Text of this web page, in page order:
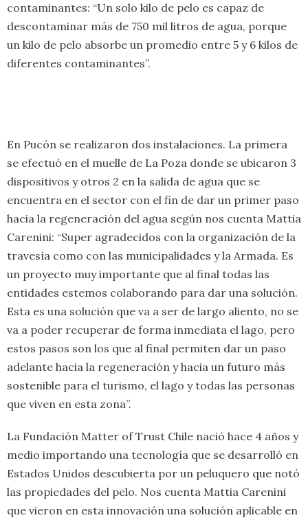
contaminantes: “Un solo kilo de pelo es capaz de
descontaminar más de 750 mil litros de agua, porque
un kilo de pelo absorbe un promedio entre 5 y 6 kilos de
diferentes contaminantes”.
En Pucón se realizaron dos instalaciones. La primera
se efectuó en el muelle de La Poza donde se ubicaron 3
dispositivos y otros 2 en la salida de agua que se
encuentra en el sector con el fin de dar un primer paso
hacia la regeneración del agua según nos cuenta Mattia
Carenini: “Super agradecidos con la organización de la
travesía como con las municipalidades y la Armada. Es
un proyecto muy importante que al final todas las
entidades estemos colaborando para dar una solución.
Esta es una solución que va a ser de largo aliento, no se
va a poder recuperar de forma inmediata el lago, pero
estos pasos son los que al final permiten dar un paso
adelante hacia la regeneración y hacia un futuro más
sostenible para el turismo, el lago y todas las personas
que viven en esta zona”.
La Fundación Matter of Trust Chile nació hace 4 años y
medio importando una tecnología que se desarrolló en
Estados Unidos descubierta por un peluquero que notó
las propiedades del pelo. Nos cuenta Mattia Carenini
que vieron en esta innovación una solución aplicable en